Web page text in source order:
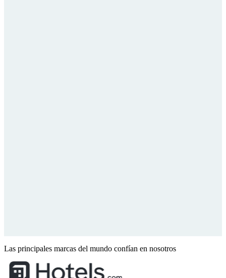
Las principales marcas del mundo confían en nosotros